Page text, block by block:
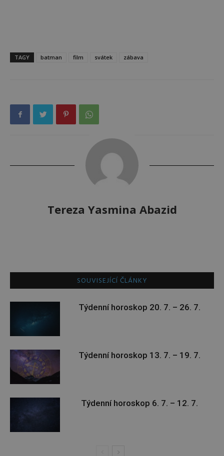
TAGY batman film svátek zábava
Tereza Yasmina Abazid
SOUVISEJÍCÍ ČLÁNKY
Týdenní horoskop 20. 7. – 26. 7.
Týdenní horoskop 13. 7. – 19. 7.
Týdenní horoskop 6. 7. – 12. 7.